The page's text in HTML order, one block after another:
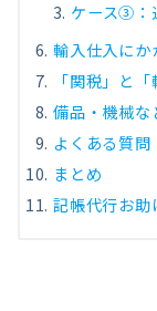
ケース③：
輸入仕入にか
「関税」と
備品・機械な
よくある質問
まとめ
記帳代行お助